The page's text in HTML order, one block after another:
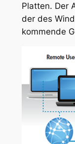
Platten. Der
der des
kommende